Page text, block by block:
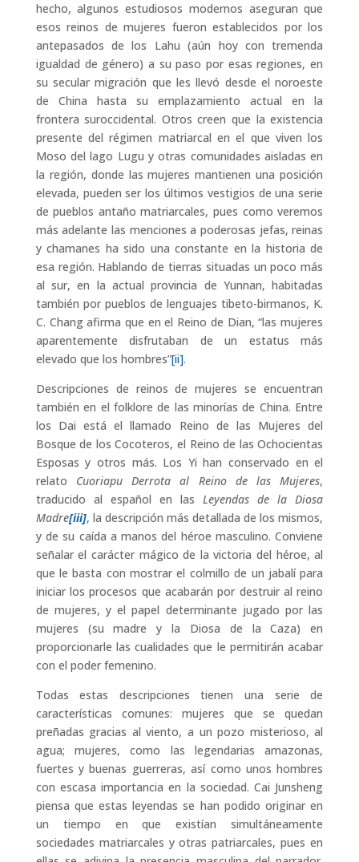
hecho, algunos estudiosos modernos aseguran que
esos reinos de mujeres fueron establecidos por los
antepasados de los Lahu (aún hoy con tremenda
igualdad de género) a su paso por esas regiones, en
su secular migración que les llevó desde el noroeste
de China hasta su emplazamiento actual en la
frontera suroccidental. Otros creen que la existencia
presente del régimen matriarcal en el que viven los
Moso del lago Lugu y otras comunidades aisladas en
la región, donde las mujeres mantienen una posición
elevada, pueden ser los últimos vestigios de una serie
de pueblos antaño matriarcales, pues como veremos
más adelante las menciones a poderosas jefas, reinas
y chamanes ha sido una constante en la historia de
esa región. Hablando de tierras situadas un poco más
al sur, en la actual provincia de Yunnan, habitadas
también por pueblos de lenguajes tibeto-birmanos, K.
C. Chang afirma que en el Reino de Dian, “las mujeres
aparentemente disfrutaban de un estatus más
elevado que los hombres”[ii].
Descripciones de reinos de mujeres se encuentran
también en el folklore de las minorías de China. Entre
los Dai está el llamado Reino de las Mujeres del
Bosque de los Cocoteros, el Reino de las Ochocientas
Esposas y otros más. Los Yi han conservado en el
relato Cuoriapu Derrota al Reino de las Mujeres,
traducido al español en lasLeyendas de la Diosa
Madre[iii], la descripción más detallada de los mismos,
y de su caída a manos del héroe masculino. Conviene
señalar el carácter mágico de la victoria del héroe, al
que le basta con mostrar el colmillo de un jabalí para
iniciar los procesos que acabarán por destruir al reino
de mujeres, y el papel determinante jugado por las
mujeres (su madre y la Diosa de la Caza) en
proporcionarle las cualidades que le permitirán acabar
con el poder femenino.
Todas estas descripciones tienen una serie de
características comunes: mujeres que se quedan
preñadas gracias al viento, a un pozo misterioso, al
agua; mujeres, como las legendarias amazonas,
fuertes y buenas guerreras, así como unos hombres
con escasa importancia en la sociedad. Cai Junsheng
piensa que estas leyendas se han podido originar en
un tiempo en que existían simultáneamente
sociedades matriarcales y otras patriarcales, pues en